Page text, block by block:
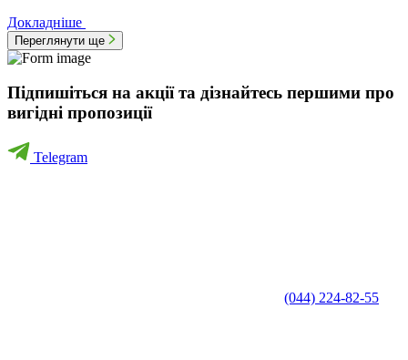
Докладніше
Переглянути ще
Підпишіться на акції та дізнайтесь першими про
вигідні пропозиції
Telegram
(044) 224-82-55